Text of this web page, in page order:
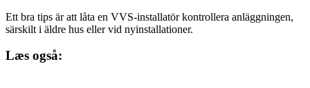
Ett bra tips är att låta en VVS-installatör kontrollera anläggningen,
särskilt i äldre hus eller vid nyinstallationer.
Læs også: